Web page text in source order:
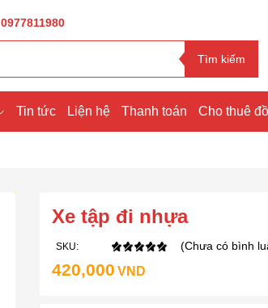
0977811980
Tìm kiếm
Tin tức Liện hệ Thanh toán Cho thuê
Xe tập đi nhựa
SKU: (Chưa có bình
420,000 VND